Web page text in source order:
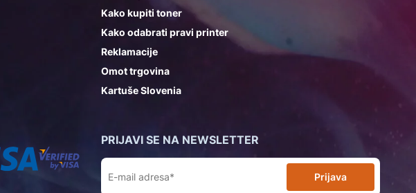
Kako kupiti toner
Kako odabrati pravi printer
Reklamacije
Omot trgovina
Kartuše Slovenia
PRIJAVI SE NA NEWSLETTER
Prijava